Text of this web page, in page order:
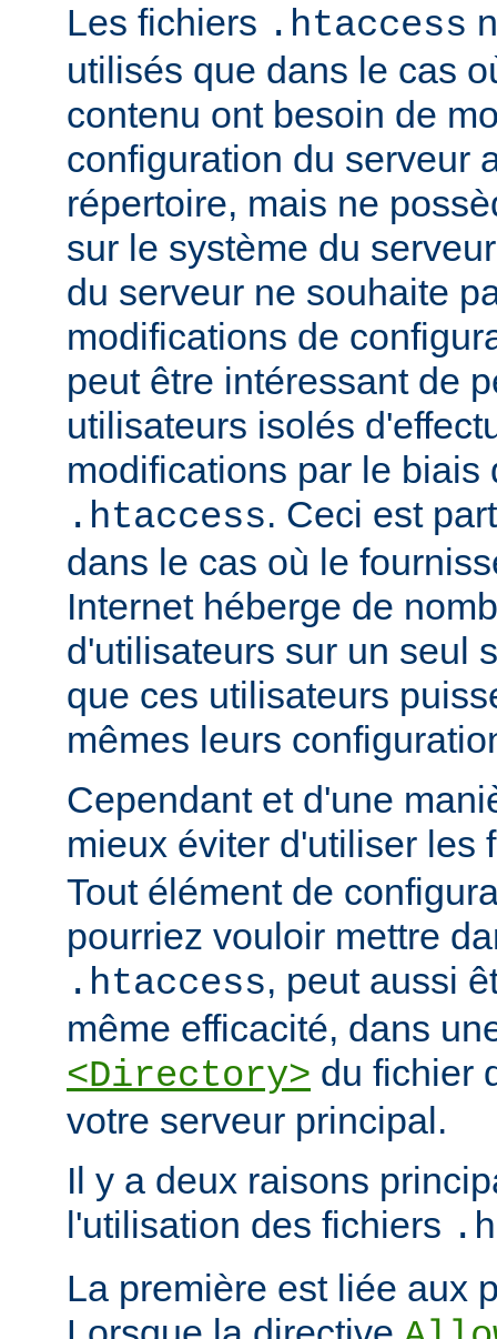
Les fichiers .htaccess
utilisés que dans le cas
contenu ont besoin de
configuration du serveur
répertoire, mais ne
sur le système du
du serveur ne souhaite
modifications de
peut être intéressant de
utilisateurs isolés
modifications par le biais
.htaccess. Ceci est
dans le cas où le
Internet héberge de
d'utilisateurs sur un seul
que ces utilisateurs
mêmes leurs
Cependant et d'une
mieux éviter d'utiliser les
Tout élément de
pourriez vouloir mettre
.htaccess, peut aussi
même efficacité, dans
<Directory> du fichier
votre serveur principal.
Il y a deux raisons
l'utilisation des fichiers
La première est liée aux